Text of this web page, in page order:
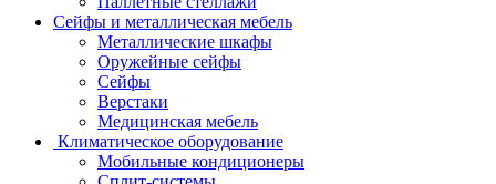
Сейфы и металлическая мебель
Металлические шкафы
Оружейные сейфы
Сейфы
Верстаки
Медицинская мебель
Климатическое оборудование
Мобильные кондиционеры